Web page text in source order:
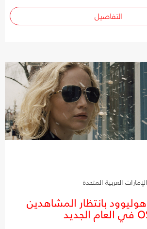
التفاصيل
بانتظار المشاهدين